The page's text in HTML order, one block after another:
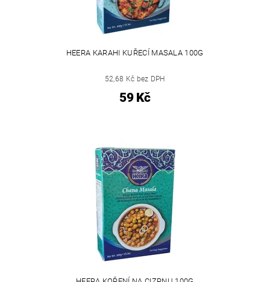
HEERA KARAHI KUŘECÍ MASALA 100G
52,68 Kč bez DPH
59 Kč